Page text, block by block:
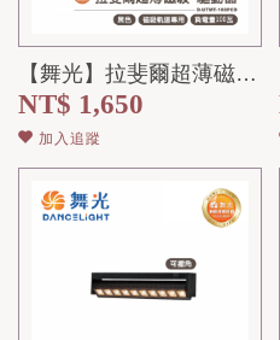
【舞光】拉斐爾超薄磁吸軌道專用 100W驅動器
NT$ 1,650
加入追蹤